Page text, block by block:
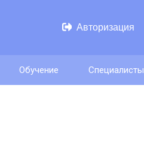
Авторизация
Обучение Специалисты